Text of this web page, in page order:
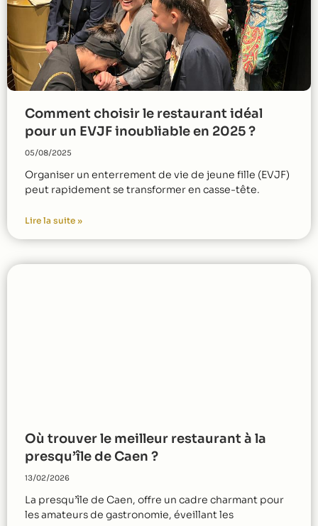
Comment choisir le restaurant idéal
pour un EVJF inoubliable en 2025 ?
05/08/2025
Organiser un enterrement de vie de jeune fille (EVJF)
peut rapidement se transformer en casse-tête.
Lire la suite »
Où trouver le meilleur restaurant à la
presqu’île de Caen ?
13/02/2026
La presqu’île de Caen, offre un cadre charmant pour
les amateurs de gastronomie, éveillant les